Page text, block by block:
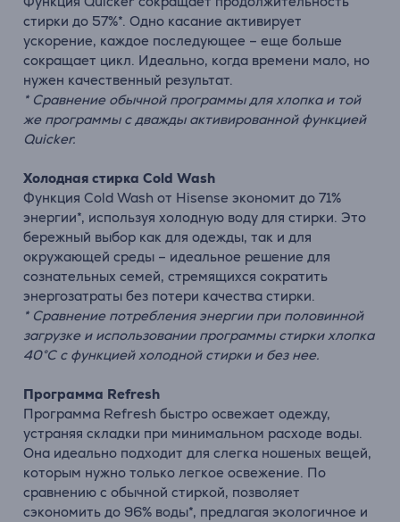
стирки до 57%*. Одно касание активирует
ускорение, каждое последующее – еще больше
сокращает цикл. Идеально, когда времени мало, но
нужен качественный результат.
* Сравнение обычной программы для хлопка и той
же программы с дважды активированной функцией
Quicker.
Холодная стирка Cold Wash
Функция Cold Wash от Hisense экономит до 71%
энергии*, используя холодную воду для стирки. Это
бережный выбор как для одежды, так и для
окружающей среды – идеальное решение для
сознательных семей, стремящихся сократить
энергозатраты без потери качества стирки.
* Сравнение потребления энергии при половинной
загрузке и использовании программы стирки хлопка
40°C с функцией холодной стирки и без нее.
Программа Refresh
Программа Refresh быстро освежает одежду,
устраняя складки при минимальном расходе воды.
Она идеально подходит для слегка ношеных вещей,
которым нужно только легкое освежение. По
сравнению с обычной стиркой, позволяет
сэкономить до 96% воды*, предлагая экологичное и